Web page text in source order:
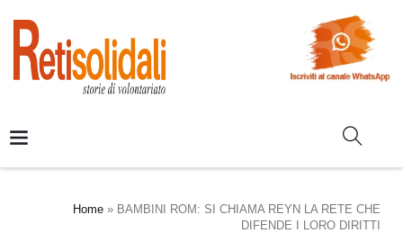
Home » BAMBINI ROM: SI CHIAMA REYN LA RETE CHE
DIFENDE I LORO DIRITTI